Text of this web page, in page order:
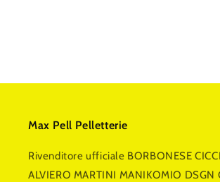
Max Pell Pelletterie
Rivenditore ufficiale BORBONESE
ALVIERO MARTINI MANIKOMIO DSGN